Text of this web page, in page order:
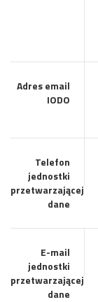
Adres email
IODO
Telefon
jednostki
przetwarzającej
dane
E-mail
jednostki
przetwarzającej
dane